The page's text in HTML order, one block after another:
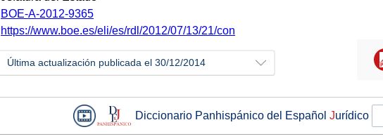
BOE-A-2012-9365
https://www.boe.es/eli/es/rdl/2012/07/13/21/con
Última actualización publicada el 30/12/2014
Diccionario Panhispánico del Español Jurídico